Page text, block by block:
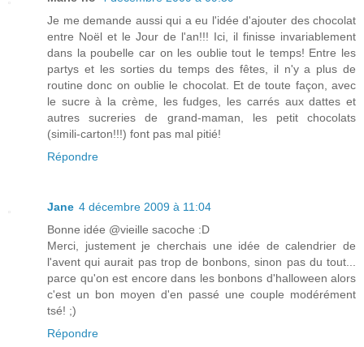
Je me demande aussi qui a eu l'idée d'ajouter des chocolat
entre Noël et le Jour de l'an!!! Ici, il finisse invariablement
dans la poubelle car on les oublie tout le temps! Entre les
partys et les sorties du temps des fêtes, il n'y a plus de
routine donc on oublie le chocolat. Et de toute façon, avec
le sucre à la crème, les fudges, les carrés aux dattes et
autres sucreries de grand-maman, les petit chocolats
(simili-carton!!!) font pas mal pitié!
Répondre
Jane 4 décembre 2009 à 11:04
Bonne idée @vieille sacoche :D
Merci, justement je cherchais une idée de calendrier de
l'avent qui aurait pas trop de bonbons, sinon pas du tout...
parce qu'on est encore dans les bonbons d'halloween alors
c'est un bon moyen d'en passé une couple modérément
tsé! ;)
Répondre